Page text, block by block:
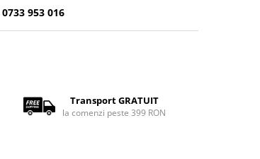
0733 953 016
Transport GRATUIT
la comenzi peste 399 RON